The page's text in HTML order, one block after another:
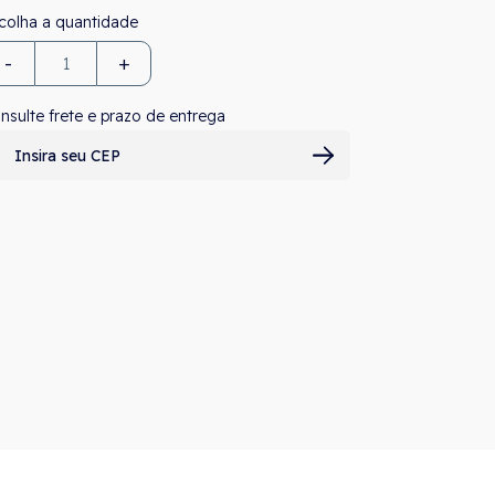
- +
frete e prazo de entrega